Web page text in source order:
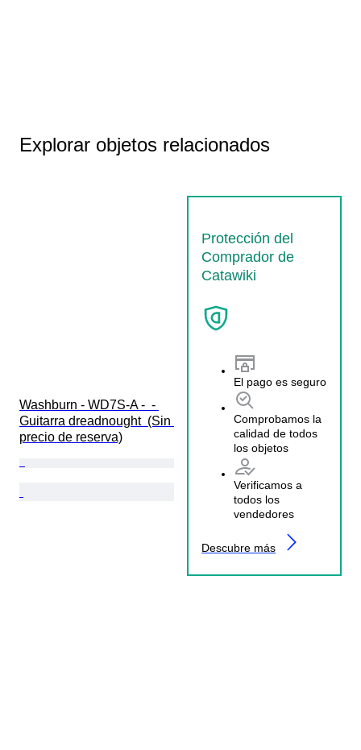
Explorar objetos relacionados
Protección del
Comprador de
Catawiki
El pago es seguro
Comprobamos la
calidad de todos
los objetos
Verificamos a
todos los
vendedores
Descubre más
Washburn - WD7S-A -  -
Guitarra dreadnought  (Sin
precio de reserva)